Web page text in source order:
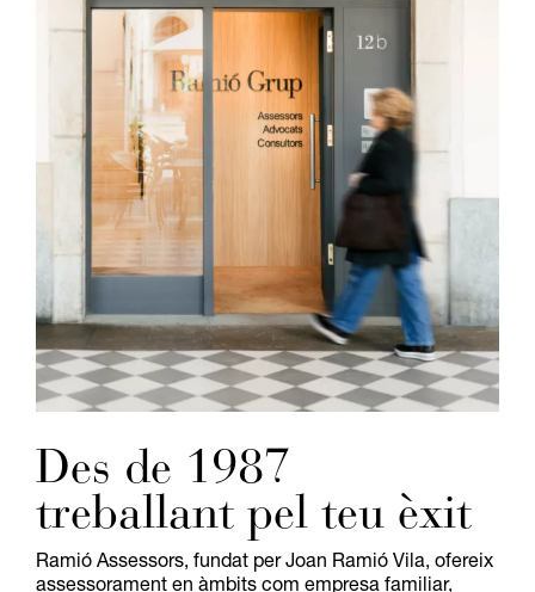
Des de 1987
treballant pel teu èxit
Ramió Assessors, fundat per Joan Ramió Vila, ofereix
assessorament en àmbits com empresa familiar,